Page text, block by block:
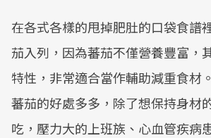
在各式各樣的甩掉肥肚的口袋食譜
茄入列，因為蕃茄不僅營養豐富，
特性，非常適合當作輔助減重食材
蕃茄的好處多多，除了想保持身材
吃，壓力大的上班族、心血管疾病